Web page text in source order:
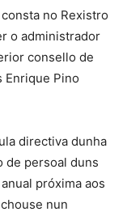
no Rexistro
o administrador
consello de
Enrique Pino
directiva dunha
de persoal duns
próxima aos
nun